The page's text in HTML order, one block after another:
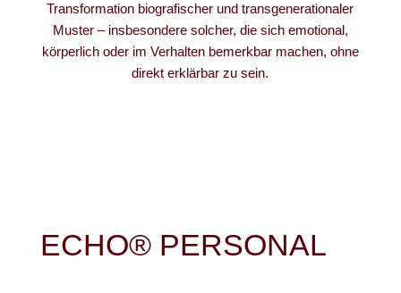
Transformation biografischer und transgenerationaler
Muster – insbesondere solcher, die sich emotional,
körperlich oder im Verhalten bemerkbar machen, ohne
direkt erklärbar zu sein.
ECHO® PERSONAL